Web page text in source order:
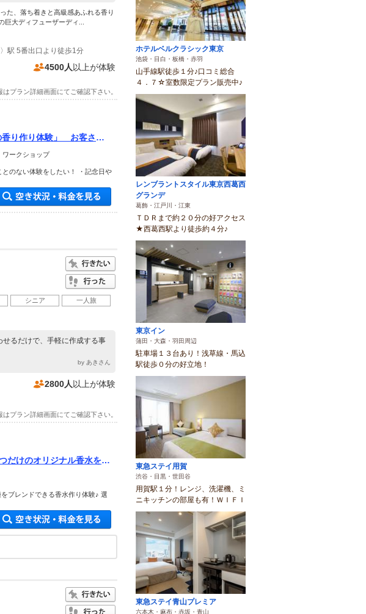
た、落ち着きと高級感あふれる香り
大ディフューザーディ...
駅 5番出口より徒歩1分
4500人 以上が体験
プラン詳細画面にてご確認下さい。
香り作り体験」 お客さま
ワークショップ
のない体験をしたい！ ・記念日や
空き状況・料金を見る
シニア 一人旅
るだけで、手軽に作成する事
by あきさん
2800人 以上が体験
プラン詳細画面にてご確認下さい。
だけのオリジナル香水をつ
ブレンドできる香水作り体験♪ 選
空き状況・料金を見る
ホテルベルクラシック東京
池袋・目白・板橋・赤羽
山手線駅徒歩１分♪口コミ総合
４．７☆室数限定プラン販売中♪
レンブラントスタイル東京西葛西
グランデ
葛飾・江戸川・江東
ＴＤＲまで約２０分の好アクセス
★西葛西駅より徒歩約４分♪
東京イン
蒲田・大森・羽田周辺
駐車場１３台あり！浅草線・馬込
駅徒歩０分の好立地！
東急ステイ用賀
渋谷・目黒・世田谷
用賀駅１分！レンジ、洗濯機、ミ
ニキッチンの部屋も有！ＷＩＦＩ
東急ステイ青山プレミア
六本木・麻布・赤坂・青山